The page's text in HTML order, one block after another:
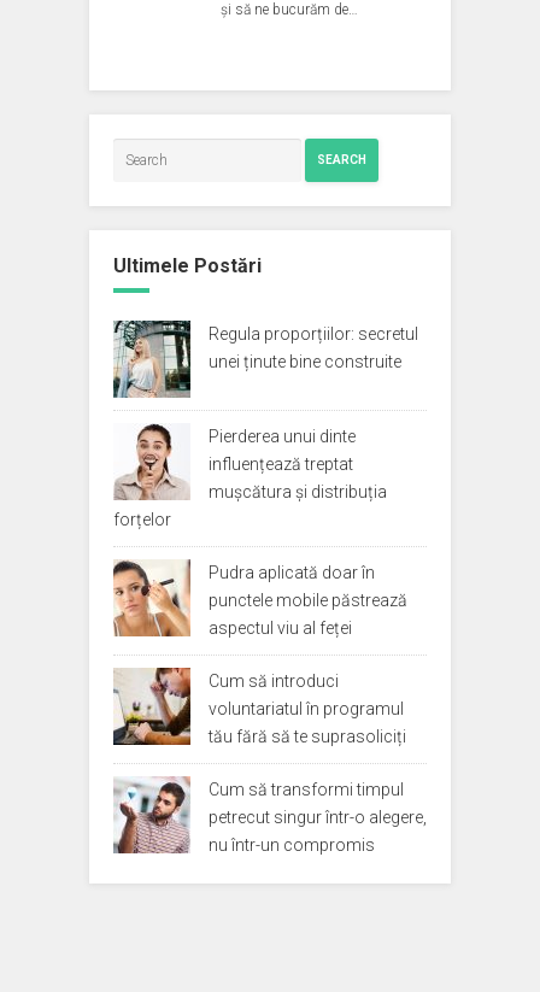
și să ne bucurăm de…
SEARCH
Ultimele Postări
Regula proporțiilor: secretul
unei ținute bine construite
Pierderea unui dinte
influențează treptat
mușcătura și distribuția
forțelor
Pudra aplicată doar în
punctele mobile păstrează
aspectul viu al feței
Cum să introduci
voluntariatul în programul
tău fără să te suprasoliciți
Cum să transformi timpul
petrecut singur într-o alegere,
nu într-un compromis